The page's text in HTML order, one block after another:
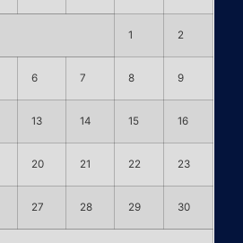
1 2
6 7 8 9
13 14 15 16
20 21 22 23
27 28 29 30